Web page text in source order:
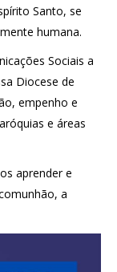
Santo, se
humana.
Sociais a
Diocese de
empenho e
e áreas
aprender e
a